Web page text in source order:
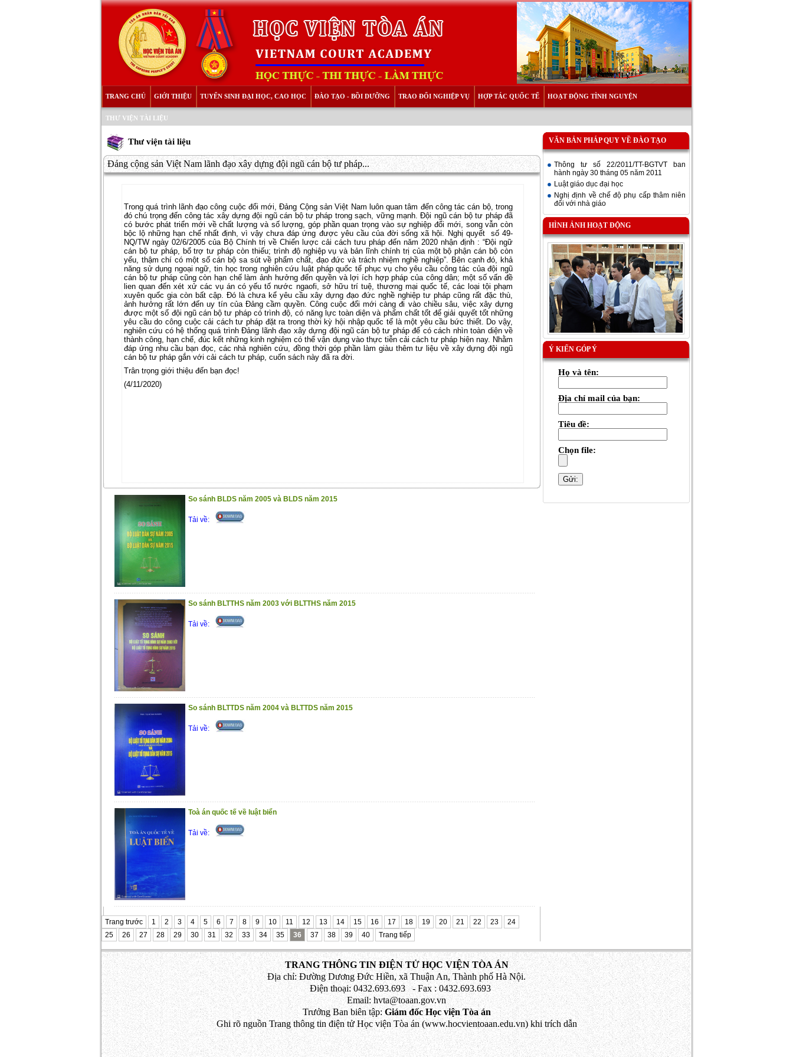
TRANG CHỦ GIỚI THIỆU TUYỂN SINH ĐẠI HỌC, CAO HỌC ĐÀO TẠO - BỒI DƯỠNG TRAO ĐỔI NGHIỆP VỤ HỢP TÁC QUỐC TẾ HOẠT ĐỘNG TÌNH NGUYỆN
THƯ VIỆN TÀI LIỆU
Thư viện tài liệu
Đảng cộng sản Việt Nam lãnh đạo xây dựng đội ngũ cán bộ tư pháp...
Trong quá trình lãnh đạo công cuộc đổi mới, Đảng Cộng sản Việt Nam luôn quan tâm đến công tác cán bộ, trong
đó chú trọng đến công tác xây dựng đội ngũ cán bộ tư pháp trong sạch, vững mạnh. Đội ngũ cán bộ tư pháp đã
có bước phát triển mới về chất lượng và số lượng, góp phần quan trọng vào sự nghiệp đổi mới, song vẫn còn
bộc lộ những hạn chế nhất định, vì vậy chưa đáp ứng được yêu cầu của đời sống xã hội. Nghị quyết
số 49-
NQ/TW ngày 02/6/2005 của Bộ Chính trị về Chiến lược cải cách tưu pháp đến năm 2020 nhận định : “Đội ngữ
cán bộ tư pháp, bổ trợ tư pháp còn thiếu; trình độ nghiệp vụ và bản lĩnh chính trị của một bộ phận cán bộ còn
yếu, thậm chí có một số cán bộ sa sút về phẩm chất, đạo đức và trách nhiệm nghề nghiệp”. Bên cạnh đó, khả
năng sử dụng ngoại ngữ, tin học trong nghiên cứu luật pháp quốc tế phục vụ cho yêu cầu công tác của đội ngũ
cán bộ tư pháp cũng còn hạn chế làm ảnh hưởng đến quyền và lợi ích hợp pháp của công dân; một số vấn đề
lien quan đến xét xử các vụ án có yếu tố nước ngaofi, sở hữu trí tuệ, thương mại quốc tế, các loại tội phạm
xuyên quốc gia còn bất cập. Đó là chưa kể yêu cầu xây dựng đạo đức nghề nghiệp tư pháp cũng rất đặc thù,
ảnh hưởng rất lớn đến uy tín của Đảng cầm quyền. Công cuộc đổi mới càng đi vào chiều sâu, việc xây dựng
được một số đội ngũ cán bộ tư pháp có trình độ, có năng lực toàn diện và phẩm chất tốt để giải quyết tốt những
yêu cầu do công cuộc cải cách tư pháp đặt ra trong thời kỳ hội nhập quốc tế là một yêu cầu bức thiết. Do vậy,
nghiên cứu có hệ thống quá trình Đảng lãnh đạo xây dựng đội ngũ cán bộ tư pháp để có cách nhìn toàn diện về
thành công, hạn chế, đúc kết những kinh nghiệm có thể vận dụng vào thực tiễn cải cách tư pháp hiện nay. Nhằm
đáp ứng nhu cầu bạn đọc, các nhà nghiên cứu, đồng thời góp phần làm giàu thêm tư liệu về xây dựng đội ngũ
cán bộ tư pháp gắn với cải cách tư pháp, cuốn sách này đã ra đời.
Trân trọng giới thiệu đến bạn đọc!
(4/11/2020)
So sánh BLDS năm 2005 và BLDS năm 2015
Tải về:
So sánh BLTTHS năm 2003 với BLTTHS năm 2015
Tải về:
So sánh BLTTDS năm 2004 và BLTTDS năm 2015
Tải về:
Toà án quốc tế về luật biển
Tải về:
Trang trước 1 2 3 4 5 6 7 8 9 10 11 12 13 14 15 16 17 18 19 20 21 22 23
24
25
26 27 28 29 30 31 32 33 34 35 36 37 38 39 40 Trang tiếp
VĂN BẢN PHÁP QUY VỀ ĐÀO TẠO
Thông tư số 22/2011/TT-BGTVT ban
hành ngày 30 tháng 05 năm 2011
Luật giáo dục đại học
Nghị định về chế độ phụ cấp thâm niên
đối với nhà giáo
HÌNH ẢNH HOẠT ĐỘNG
Ý KIẾN GÓP Ý
Họ và tên:
Địa chỉ mail của bạn:
Tiêu đề:
Chọn file:
TRANG THÔNG TIN ĐIỆN TỬ HỌC VIỆN TÒA ÁN
Địa chỉ: Đường Dương Đức Hiền, xã Thuận An, Thành phố Hà Nội.
Điện thoại: 0432.693.693 - Fax : 0432.693.693
Email: hvta@toaan.gov.vn
Trưởng Ban biên tập:Giám đốc Học viện Tòa án
Ghi rõ nguồn Trang thông tin điện tử Học viện Tòa án (www.hocvientoaan.edu.vn) khi trích dẫn